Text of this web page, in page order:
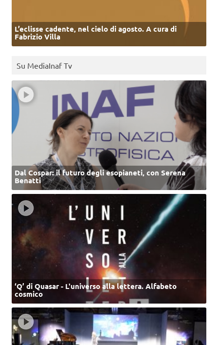
L’eclisse cadente, nel cielo di agosto. A cura di
Fabrizio Villa
Su MediaInaf Tv
Dal Cospar: il futuro degli esopianeti, con Serena
Benatti
‘Q’ di Quasar - L'universo alla lettera. Alfabeto
cosmico